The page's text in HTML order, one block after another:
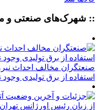
:: شهرک‌های صنعتی و
صنعتگران مخالف احداث
استفاده از برق تولیدی وجود